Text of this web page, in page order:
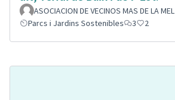
ASOCIACION DE VECINOS MAS DE LA MEL
Parcs i Jardins Sostenibles
3 2